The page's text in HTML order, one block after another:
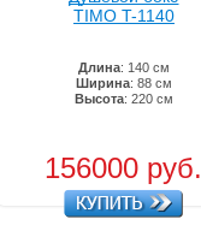
TIMO T-1140
Длина: 140 см
Ширина: 88 см
Высота: 220 см
156000